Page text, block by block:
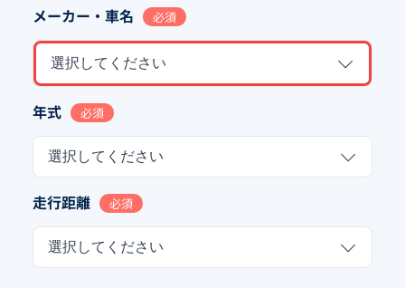
メーカー・車名 必須
選択してください
年式 必須
選択してください
走行距離 必須
選択してください